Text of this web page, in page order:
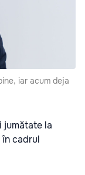
iar acum deja
jumătate la
cadrul